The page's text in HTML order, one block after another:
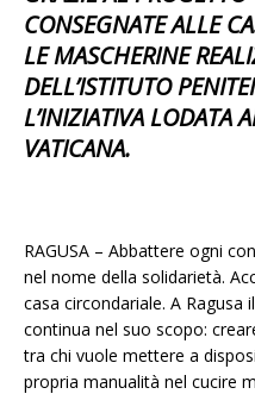
CONSEGNATE ALLE
LE MASCHERINE
DELL’ISTITUTO
L’INIZIATIVA LODATA
VATICANA.
RAGUSA – Abbattere ogni
nel nome della solidarietà.
casa circondariale. A
continua nel suo scopo:
tra chi vuole mettere a
propria manualità nel cucire